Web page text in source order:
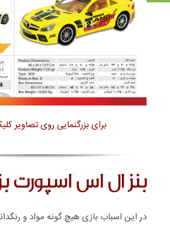
برای بزرگنمایی روی تصاویر
بنز ال اس اسپورت
در این اسباب بازی هیچ گونه مواد و